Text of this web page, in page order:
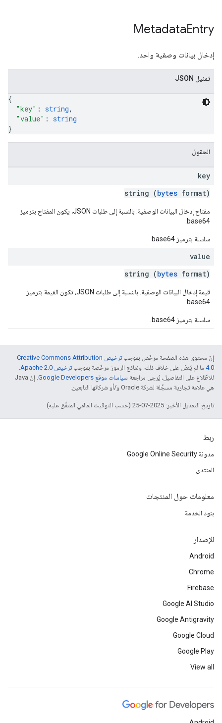
MetadataEntry
إدخال بيانات وصفية واحد.
تمثيل JSON
{
"key" : string,
"value" : string
}
الحقول
key
string (bytes format)
مفتاح إدخال البيانات الوصفية. بالنسبة إلى طلبات JSON، يكون المفتاح بترميز
base64.
سلسلة بترميز base64.
value
string (bytes format)
قيمة إدخال البيانات الوصفية. بالنسبة إلى طلبات JSON، تكون القيمة بترميز
base64.
سلسلة بترميز base64.
إنّ محتوى هذه الصفحة مرخّص بموجب
ترخيص Creative Commons Attribution
4.0‏ ما لم يُنصّ على خلاف ذلك، ونماذج الرموز مرخّصة بموجبترخيص Apache 2.0‏
.
للاطّلاع على التفاصيل، يُرجى مراجعة سياسات موقع Google Developers‏
. إنّ Java
هي علامة تجارية مسجَّلة لشركة Oracle و/أو شركائها التابعين.
تاريخ التعديل الأخير: 2025-07-25 (حسب التوقيت العالمي المتفَّق عليه)
ربط
مدونة Google Online Security
المنتدى
معلومات حول المنتجات
بنود الخدمة
الإصدار
Android
Chrome
Firebase
Google AI Studio
Google Antigravity
Google Cloud
Google Play
View all